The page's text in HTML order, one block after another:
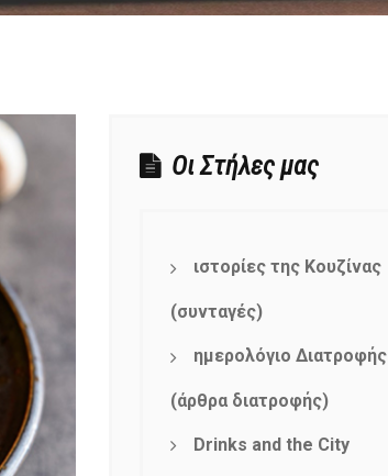
Οι Στήλες μας
ιστορίες της Κουζίνας
(συνταγές)
ημερολόγιο Διατροφής
(άρθρα διατροφής)
Drinks and the City